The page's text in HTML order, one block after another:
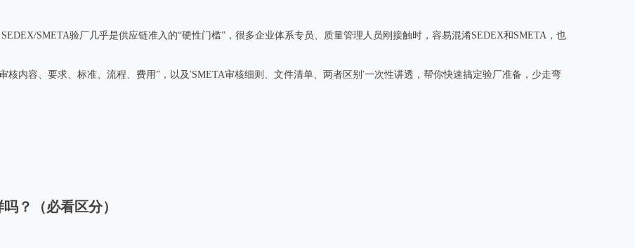
SMETA验厂几乎是供应链准入的“硬性门槛”，很多企业体系专员、质量管理人员刚接触时，容易混淆SEDEX和SMETA，也
核内容、要求、标准、流程、费用”，以及'SMETA审核细则、文件清单、两者区别'一次性讲透，帮你快速搞定验厂准备，少走弯
？（必看区分）